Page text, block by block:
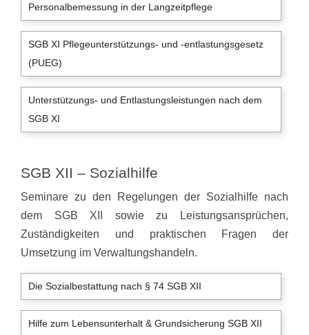
Personalbemessung in der Langzeitpflege
SGB XI Pflegeunterstützungs- und -entlastungsgesetz
(PUEG)
Unterstützungs- und Entlastungsleistungen nach dem
SGB XI
SGB XII – Sozialhilfe
Seminare zu den Regelungen der Sozialhilfe nach
dem SGB XII sowie zu Leistungsansprüchen,
Zuständigkeiten und praktischen Fragen der
Umsetzung im Verwaltungshandeln.
Die Sozialbestattung nach § 74 SGB XII
Hilfe zum Lebensunterhalt & Grundsicherung SGB XII